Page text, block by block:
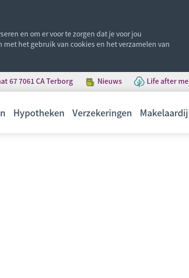
en om er voor te zorgen dat je voor jou
het gebruik van cookies en het verzamelen van
67 7061 CA Terborg Nieuws Life after me
Hypotheken Verzekeringen Makelaardij